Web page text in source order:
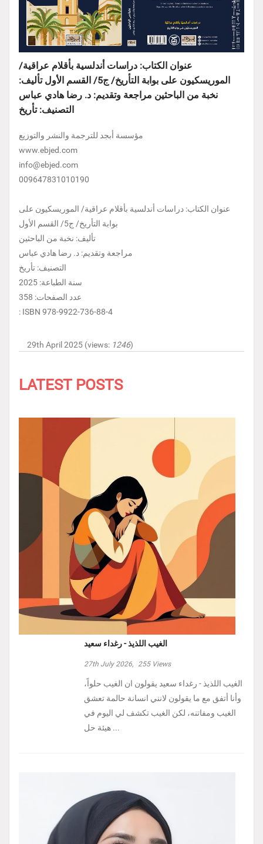
عنوان الكتاب: دراسات أندلسية بأقلام عراقية/
الموريسكيون على بوابة التأريخ/ ج5/ القسم الأول تأليف:
نخبة من الباحثين مراجعة وتقديم: د. رضا هادي عباس
التصنيف: تأريخ
مؤسسة أبجد للترجمة والنشر والتوزيع
www.ebjed.com
info@ebjed.com
009647831010190
عنوان الكتاب: دراسات أندلسية بأقلام عراقية/ الموريسكيون على
بوابة التأريخ/ ج5/ القسم الأول
تأليف: نخبة من الباحثين
مراجعة وتقديم: د. رضا هادي عباس
التصنيف: تأريخ
سنة الطباعة: 2025
عدد الصفحات: 358
: ISBN 978-9922-736-88-4
29th April 2025 (views: 1246)
LATEST POSTS
الغيب اللذيذ - رغداء سعيد
27th July 2026, 255Views
الغيب اللذيذ - رغداء سعيد يقولون ان الغيب حلواً،
وأنا أتفق مع ما يقولون لانني انسانة حالمة تعشق
الغيب ومفاتنه، لكن الغيب تكشف لي اليوم في
هيئة حل ...